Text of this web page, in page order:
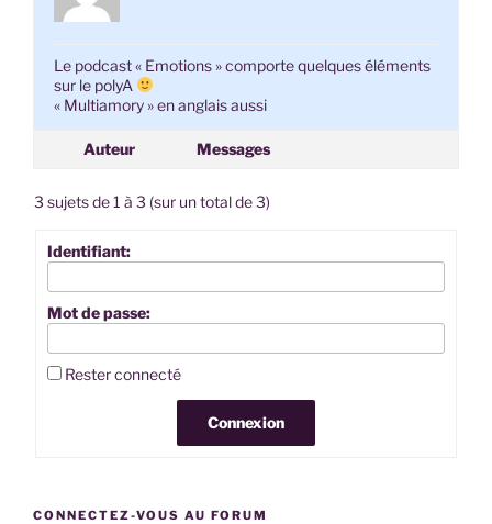
Le podcast « Emotions » comporte quelques éléments
sur le polyA
« Multiamory » en anglais aussi
Auteur Messages
3 sujets de 1 à 3 (sur un total de 3)
Identifiant:
Mot de passe:
Rester connecté
Connexion
CONNECTEZ-VOUS AU FORUM